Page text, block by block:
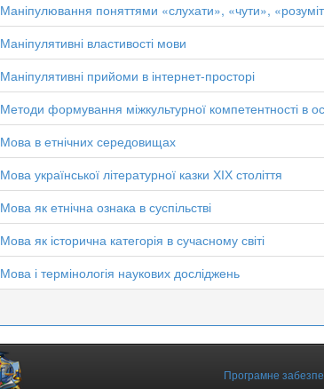
Маніпулювання поняттями «слухати», «чути»,
Маніпулятивні властивості мови
Маніпулятивні прийоми в інтернет-просторі
Методи формування міжкультурної компетентності в
Мова в етнічних середовищах
Мова української літературної казки ХІХ століття
Мова як етнічна ознака в суспільстві
Мова як історична категорія в сучасному світі
Мова і термінологія наукових досліджень
Програмне